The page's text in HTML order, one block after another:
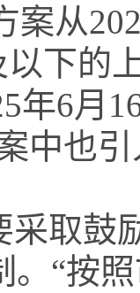
案从
下的
年6月
中也
采取鼓
。“按